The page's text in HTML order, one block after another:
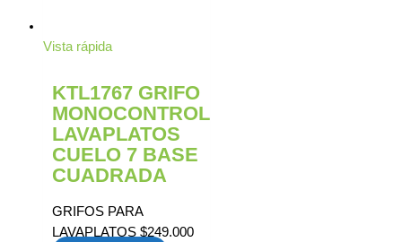
Vista rápida
KTL1767 GRIFO
MONOCONTROL
LAVAPLATOS
CUELO 7 BASE
CUADRADA
GRIFOS PARA
LAVAPLATOS $249.000